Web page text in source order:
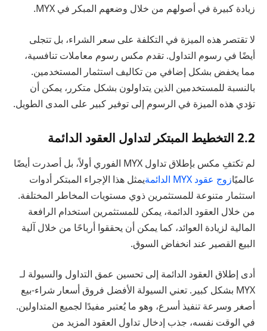
زيادة كبيرة في أصولهم من خلال وضعهم المبكر في MYX.
لا تقتصر هذه الميزة في التكلفة على سعر الشراء، بل تتجلى
أيضًا في رسوم التداول. تقدم مكس رسوم معاملات تنافسية،
مما يخفض بشكل إضافي من تكاليف استثمار المستخدمين.
بالنسبة للمستخدمين الذين يتداولون بشكل متكرر، يمكن أن
تؤدي هذه الميزة في الرسوم إلى توفير كبير على المدى الطويل.
2.2 التخطيط المبتكر لتداول العقود الدائمة
لم تكتفِ مكس بإطلاق تداول MYX الفوري أولاً، بل أصدرت أيضًا
عالميًازوج عقود MYX الدائمة
يمثل هذا الإجراء المبتكر أدوات
استثمار متنوعة للمستثمرين ذوي مستويات المخاطر المختلفة.
من خلال العقود الدائمة، يمكن للمستثمرين استخدام الرافعة
المالية لزيادة العوائد، كما يمكن أن يحققوا أرباحًا من خلال آلية
البيع القصير عند انخفاض السوق.
أدى إطلاق العقود الدائمة إلى تحسين عمق التداول والسيولة لـ
MYX بشكل كبير. تعني السيولة الأفضل فروق أسعار شراء-بيع
أصغر وسرعة تنفيذ أسرع، وهو ما يُعتبر مفيدًا لجميع المتداولين.
في الوقت نفسه، جذب إدخال تداول العقود المزيد من